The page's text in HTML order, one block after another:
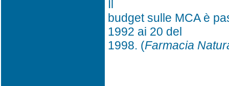
Il
budget sulle MCA è
1992 ai 20 del
1998. (Farmacia